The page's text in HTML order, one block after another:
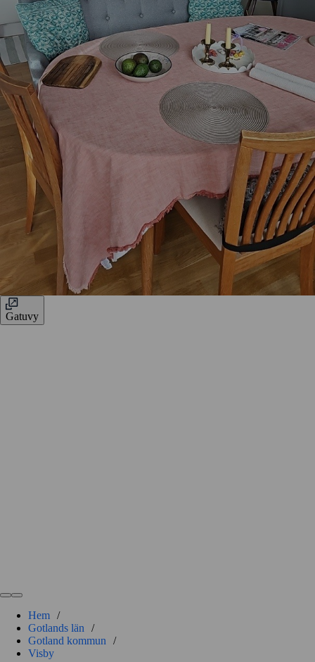
Gatuvy
Hem /
Gotlands län
/
Gotland kommun
/
Visby